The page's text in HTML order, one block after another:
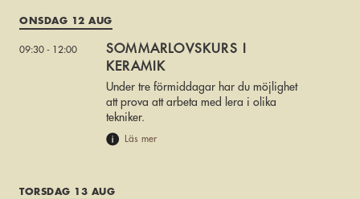
ONSDAG 12 AUG
09:30 - 12:00
SOMMARLOVSKURS I
KERAMIK
Under tre förmiddagar har du möjlighet
att prova att arbeta med lera i olika
tekniker.
Läs mer
TORSDAG 13 AUG